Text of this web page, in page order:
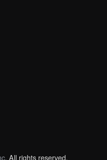
. All rights reserved.